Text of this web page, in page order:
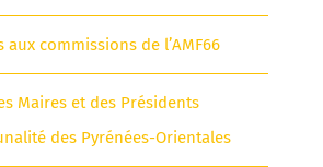
aux commissions de l’AMF66
Maires et des Présidents
des Pyrénées-Orientales